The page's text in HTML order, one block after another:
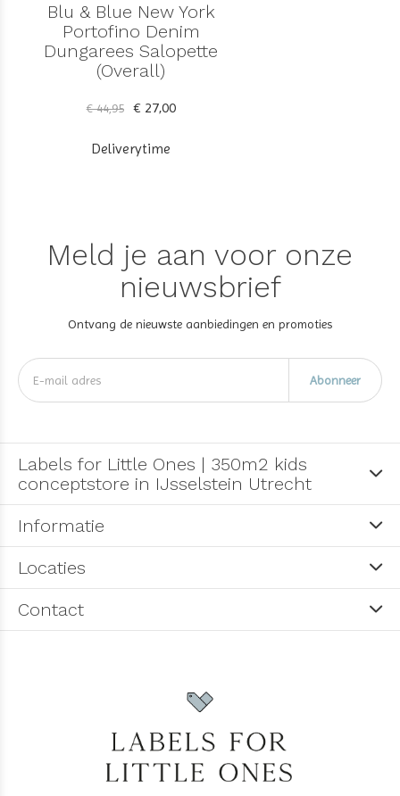
Blu & Blue New York
Portofino Denim
Dungarees Salopette
(Overall)
€ 44,95 € 27,00
Deliverytime
Meld je aan voor onze
nieuwsbrief
Ontvang de nieuwste aanbiedingen en promoties
Abonneer
Labels for Little Ones | 350m2 kids
conceptstore in IJsselstein Utrecht
Informatie
Locaties
Contact